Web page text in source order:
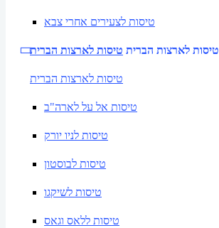
טיסות לצעירים אחרי צבא
טיסות לארצות הברית טיסות לארצות הברית
טיסות לארצות הברית
טיסות אל על לארה"ב
טיסות לניו יורק
טיסות לבוסטון
טיסות לשיקגו
טיסות ללאס וגאס